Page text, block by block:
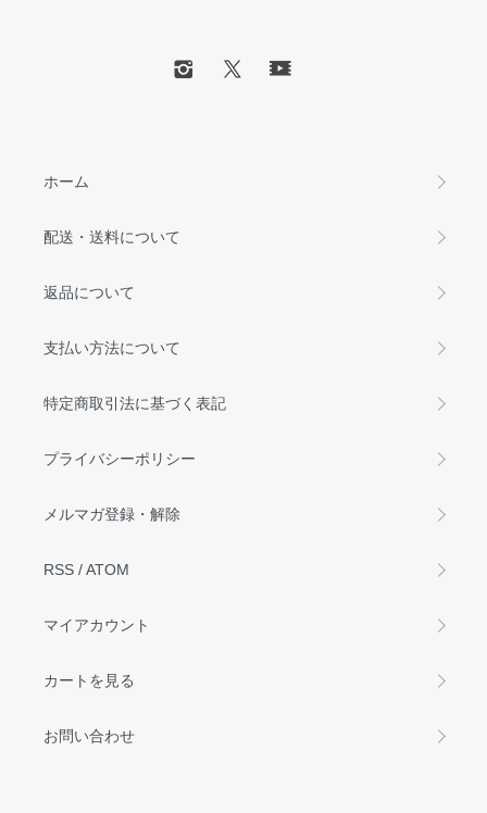
ホーム
配送・送料について
返品について
支払い方法について
特定商取引法に基づく表記
プライバシーポリシー
メルマガ登録・解除
RSS /ATOM
マイアカウント
カートを見る
お問い合わせ